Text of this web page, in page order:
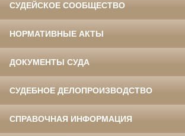
СУДЕЙСКОЕ СООБЩЕСТВО
НОРМАТИВНЫЕ АКТЫ
ДОКУМЕНТЫ СУДА
СУДЕБНОЕ ДЕЛОПРОИЗВОДСТВО
СПРАВОЧНАЯ ИНФОРМАЦИЯ